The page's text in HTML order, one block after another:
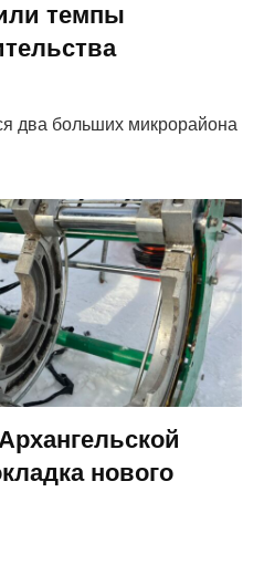
темпы
два больших микрорайона
нового